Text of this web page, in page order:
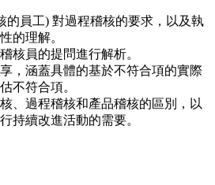
的員工) 對過程稽核的要求，以及執
的理解。
核員的提問進行解析。
，涵蓋具體的基於不符合項的實際
不符合項。
、過程稽核和產品稽核的區別，以
持續改進活動的需要。